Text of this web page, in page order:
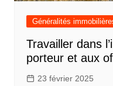
Généralités
Travailler dans
porteur et aux
23 février 2025